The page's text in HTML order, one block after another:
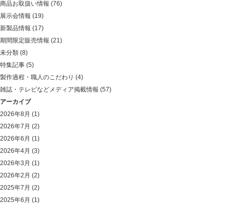
商品お取扱い情報 (76)
展示会情報 (19)
新製品情報 (17)
期間限定販売情報 (21)
未分類 (8)
特集記事 (5)
製作過程・職人のこだわり (4)
雑誌・テレビなどメディア掲載情報 (57)
アーカイブ
2026年8月 (1)
2026年7月 (2)
2026年6月 (1)
2026年4月 (3)
2026年3月 (1)
2026年2月 (2)
2025年7月 (2)
2025年6月 (1)